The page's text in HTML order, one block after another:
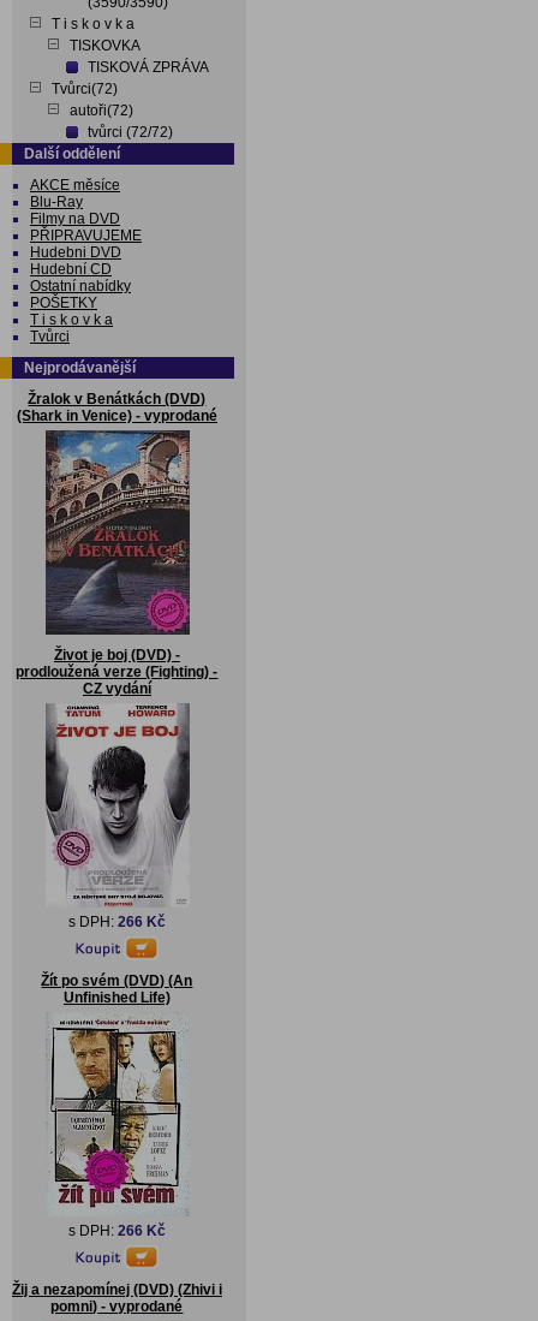
T i s k o v k a
TISKOVKA
TISKOVÁ ZPRÁVA
Tvůrci(72)
autoři(72)
tvůrci (72/72)
Další oddělení
AKCE měsíce
Blu-Ray
Filmy na DVD
PŘIPRAVUJEME
Hudebni DVD
Hudební CD
Ostatní nabídky
POŠETKY
T i s k o v k a
Tvůrci
Nejprodávanější
Žralok v Benátkách (DVD)
(Shark in Venice) - vyprodané
Život je boj (DVD) -
prodloužená verze (Fighting) -
CZ vydání
s DPH: 266 Kč
Žít po svém (DVD) (An
Unfinished Life)
s DPH: 266 Kč
Žij a nezapomínej (DVD) (Zhivi i
pomni) - vyprodané